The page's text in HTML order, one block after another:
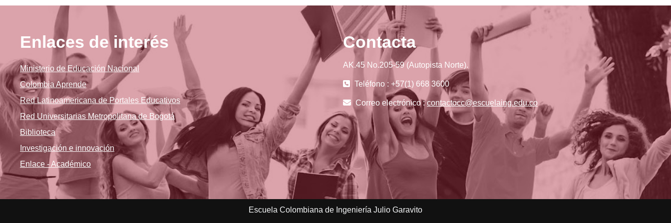
Enlaces de interés
Ministerio de Educación Nacional
Colombia Aprende
Red Latinoamericana de Portales Educativos
Red Universitarias Metropolitana de Bogotá
Biblioteca
Investigación e innovación
Enlace - Académico
Contacta
AK.45 No.205-59 (Autopista Norte).
Teléfono : +57(1) 668 3600
Correo electrónico :contactocc@escuelaing.edu.co
Escuela Colombiana de Ingeniería Julio Garavito